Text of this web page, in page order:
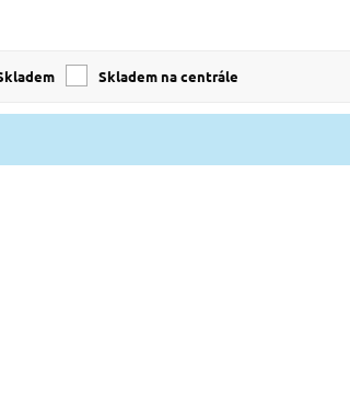
skladem skladem na centrále